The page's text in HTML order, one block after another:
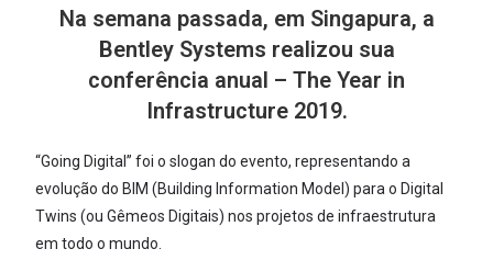
Na semana passada, em Singapura, a
Bentley Systems realizou sua
conferência anual – The Year in
Infrastructure 2019.
“Going Digital” foi o slogan do evento, representando a
evolução do BIM (Building Information Model) para o Digital
Twins (ou Gêmeos Digitais) nos projetos de infraestrutura
em todo o mundo.